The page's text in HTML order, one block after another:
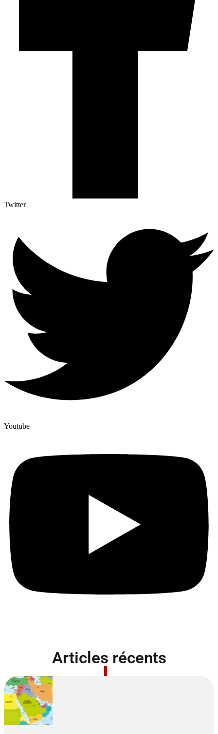
Twitter
Youtube
Articles récents